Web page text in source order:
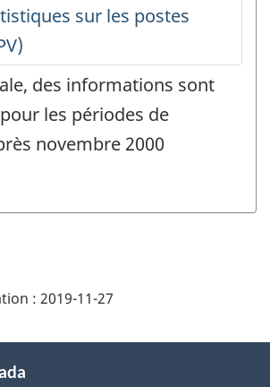
des informations sont
les périodes de
novembre 2000
: 2019-11-27